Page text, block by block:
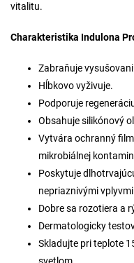
vitalitu.
Charakteristika Indulona
Zabraňuje
Hĺbkovo vyživuje.
Podporuje
Obsahuje silikónový
Vytvára ochranný
mikrobiálnej
Poskytuje
nepriaznivými
Dobre sa rozotiera a
Dermatologicky
Skladujte pri teplote